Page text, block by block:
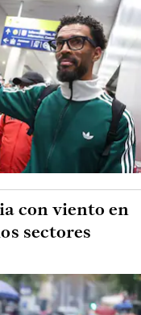
con viento en
sectores